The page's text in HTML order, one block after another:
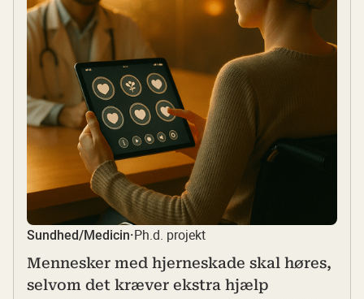
Sundhed/Medicin·Ph.d. projekt
Mennesker med hjerneskade skal høres,
selvom det kræver ekstra hjælp